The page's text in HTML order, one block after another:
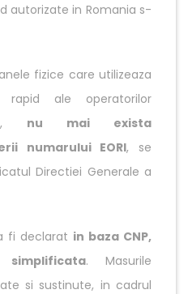
autorizate in Romania s-
fizice care utilizeaza
rapid ale operatorilor
nu mai exista
numarului EORI, se
Directiei Generale a
fi declarat in baza CNP,
. Masurile
si sustinute, in cadrul